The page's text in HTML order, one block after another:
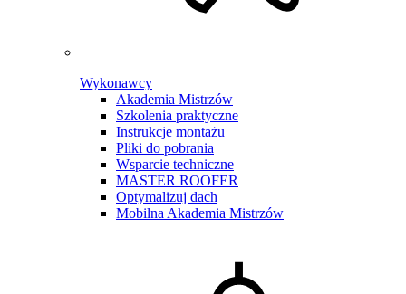
Wykonawcy
Akademia Mistrzów
Szkolenia praktyczne
Instrukcje montażu
Pliki do pobrania
Wsparcie techniczne
MASTER ROOFER
Optymalizuj dach
Mobilna Akademia Mistrzów